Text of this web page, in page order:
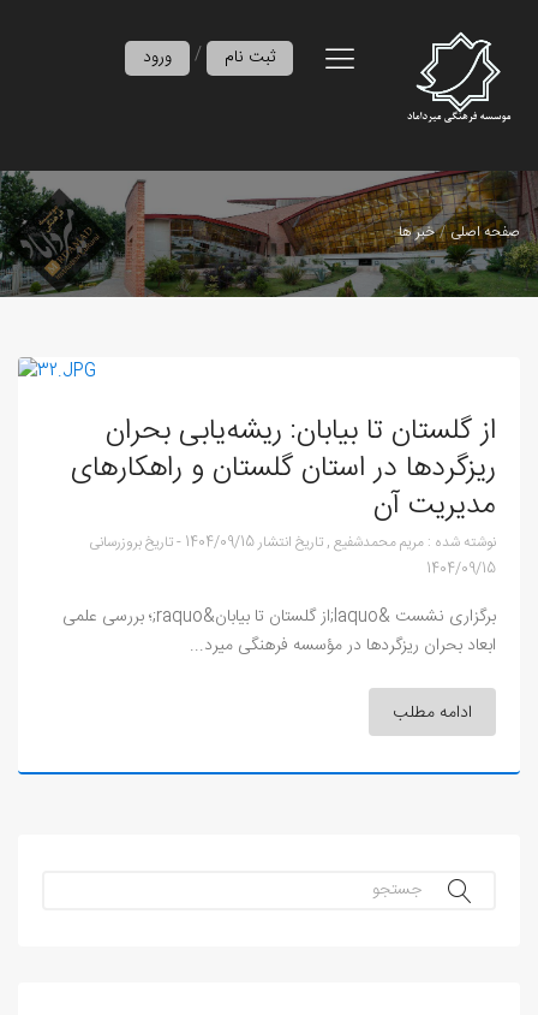
ورود / ثبت نام
صفحه اصلی خبر ها
از گلستان تا بیابان: ریشه‌یابی بحران
ریزگردها در استان گلستان و راهکارهای
مدیریت آن
نوشته شده : مریم محمدشفیع ,تاریخ انتشار1404/09/15
-تاریخ بروزرسانی
1404/09/15
برگزاری نشست &laquo;از گلستان تا بیابان&raquo;؛ بررسی علمی
ابعاد بحران ریزگردها در مؤسسه فرهنگی میرد...
ادامه مطلب
جستجو...